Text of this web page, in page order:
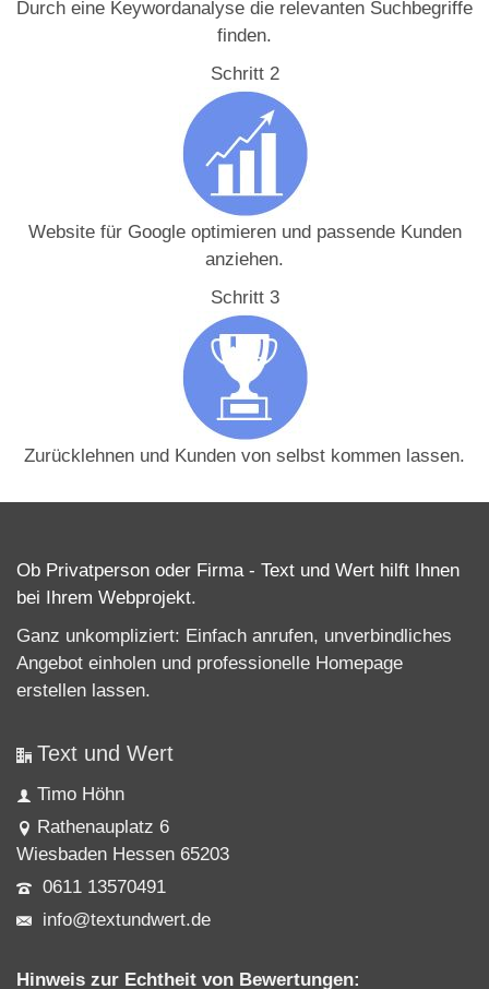
Durch eine Keyword­analyse die relevanten Suchbegriffe
finden.
Schritt 2
Website für Google optimieren und passende Kunden
anziehen.
Schritt 3
Zurücklehnen und Kunden von selbst kommen lassen.
Ob Privatperson oder Firma - Text und Wert hilft Ihnen
bei Ihrem Webprojekt.
Ganz unkompliziert: Einfach anrufen, unverbindliches
Angebot einholen und professionelle Homepage
erstellen lassen.
Text und Wert
Timo Höhn
Rathenauplatz 6
Wiesbaden Hessen 65203
0611 13570491
info@textundwert.de
Hinweis zur Echtheit von Bewertungen: